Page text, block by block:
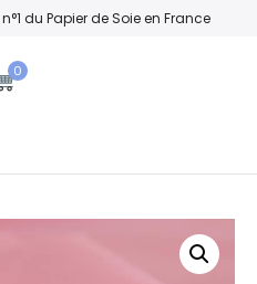
du Papier de Soie en France
0